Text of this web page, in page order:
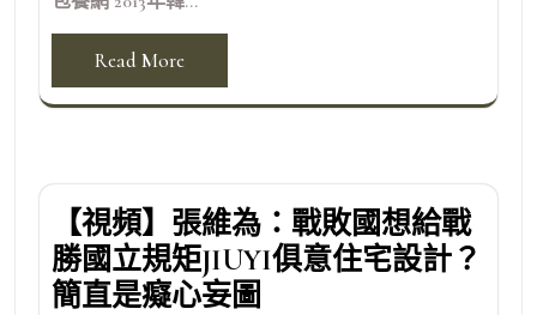
Read More
【視頻】張維為：戰敗國想給戰
勝國立規矩JIUYI俱意住宅設計？
簡直是癡心妄圖